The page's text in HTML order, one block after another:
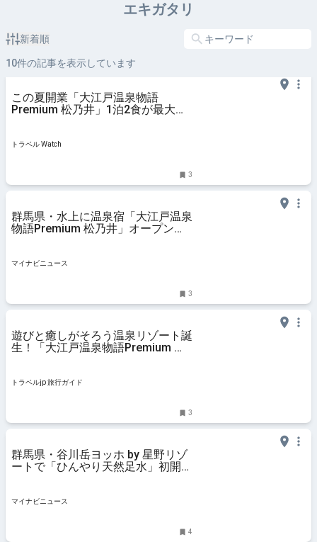
エキガタリ
新着順
10件の記事を表示しています
この夏開業「大江戸温泉物語
Premium 松乃井」1泊2食が最大
トラベル Watch
3
群馬県・水上に温泉宿「大江戸温泉
物語Premium 松乃井」オープンへ -
マイナビニュース
3
遊びと癒しがそろう温泉リゾート誕
生！「大江戸温泉物語Premium 松
トラベルjp 旅行ガイド
3
群馬県・谷川岳ヨッホ by 星野リゾ
ートで「ひんやり天然足水」初開催
マイナビニュース
4